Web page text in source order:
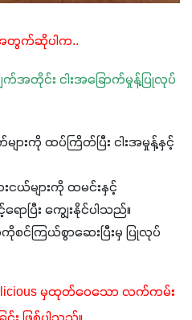
တွက်ဆိုပါက..
က်အတိုင်း ငါးအခြောက်မှုန့်ပြုလုပ်
ားကို ထပ်ကြိတ်ပြီး ငါးအမှုန့်နှင့်
များကို ထမင်းနှင့်
ောပြီး ကျွေးနိုင်ပါသည်။
င်ကြယ်စွာဆေးပြီးမှ ပြုလုပ်
မှထုတ်ဝေသော လက်ကမ်း